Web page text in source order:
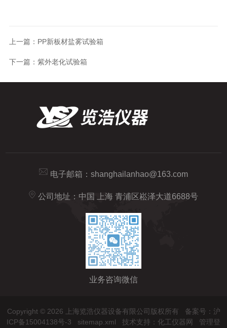
上一篇： PP新板材盐雾试验箱
下一篇： 紫外老化试验箱
电子邮箱： shanghailanhao@163.com
公司地址：中国 上海 青浦区崧泽大道6688号
业务咨询微信
Copyright © 2026 上海览浩仪器设备有限公司版权所有 备案号：沪
ICP备15004138号-3
sitemap.xml 技术支持： 化工仪器网 管理登